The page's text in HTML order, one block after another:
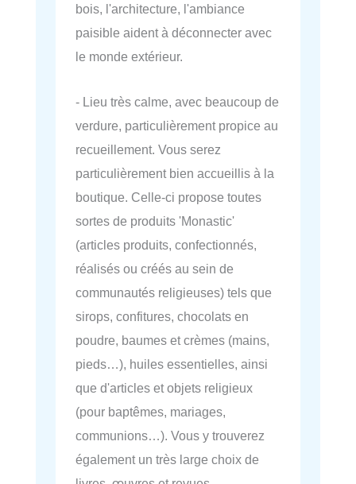
bois, l'architecture, l'ambiance
paisible aident à déconnecter avec
le monde extérieur.
- Lieu très calme, avec beaucoup de
verdure, particulièrement propice au
recueillement. Vous serez
particulièrement bien accueillis à la
boutique. Celle-ci propose toutes
sortes de produits 'Monastic'
(articles produits, confectionnés,
réalisés ou créés au sein de
communautés religieuses) tels que
sirops, confitures, chocolats en
poudre, baumes et crèmes (mains,
pieds…), huiles essentielles, ainsi
que d'articles et objets religieux
(pour baptêmes, mariages,
communions…). Vous y trouverez
également un très large choix de